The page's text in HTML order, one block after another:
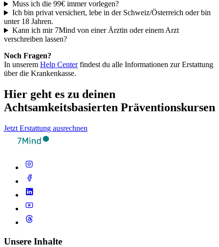
Muss ich die 99€ immer vorlegen?
Ich bin privat versichert, lebe in der Schweiz/Österreich oder bin
unter 18 Jahren.
Kann ich mir 7Mind von einer Ärztin oder einem Arzt
verschreiben lassen?
Noch Fragen?
In unserem Help Centerfindest du alle Informationen zur Erstattung
über die Krankenkasse.
Hier geht es zu deinen
Achtsamkeitsbasierten Präventionskursen
Jetzt Erstattung ausrechnen
Unsere Inhalte